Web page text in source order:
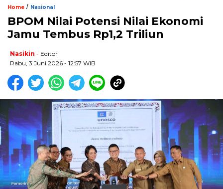
Home / Nasional
BPOM Nilai Potensi Nilai Ekonomi
Jamu Tembus Rp1,2 Triliun
Nasikin - Editor
Rabu, 3 Juni 2026 - 12:57 WIB